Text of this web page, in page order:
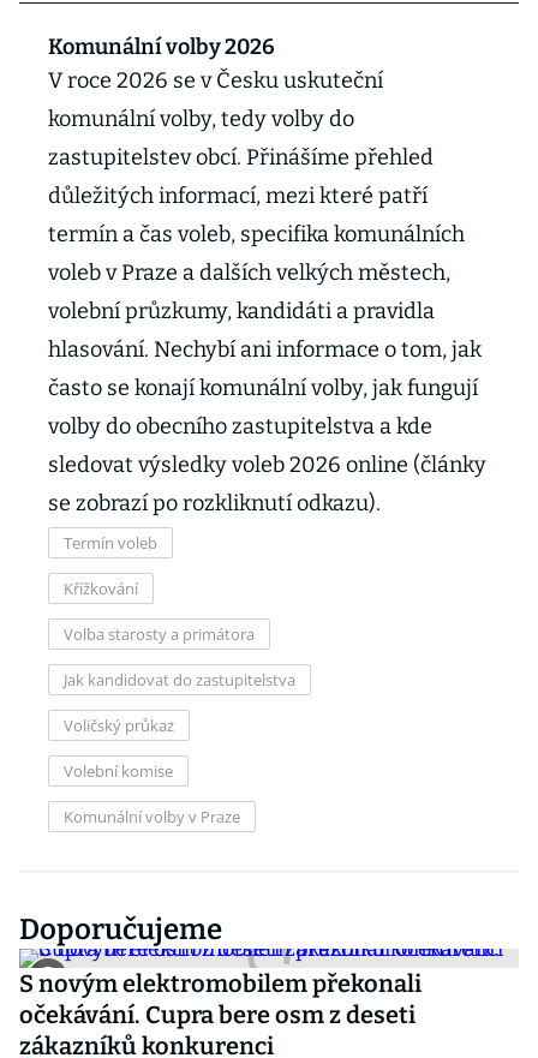
Komunální volby 2026
V roce 2026 se v Česku uskuteční
komunální volby, tedy volby do
zastupitelstev obcí. Přinášíme přehled
důležitých informací, mezi které patří
termín a čas voleb, specifika komunálních
voleb v Praze a dalších velkých městech,
volební průzkumy, kandidáti a pravidla
hlasování. Nechybí ani informace o tom, jak
často se konají komunální volby, jak fungují
volby do obecního zastupitelstva a kde
sledovat výsledky voleb 2026 online (články
se zobrazí po rozkliknutí odkazu).
Termín voleb
Křížkování
Volba starosty a primátora
Jak kandidovat do zastupitelstva
Voličský průkaz
Volební komise
Komunální volby v Praze
Doporučujeme
S novým elektromobilem překonali
očekávání. Cupra bere osm z deseti
zákazníků konkurenci